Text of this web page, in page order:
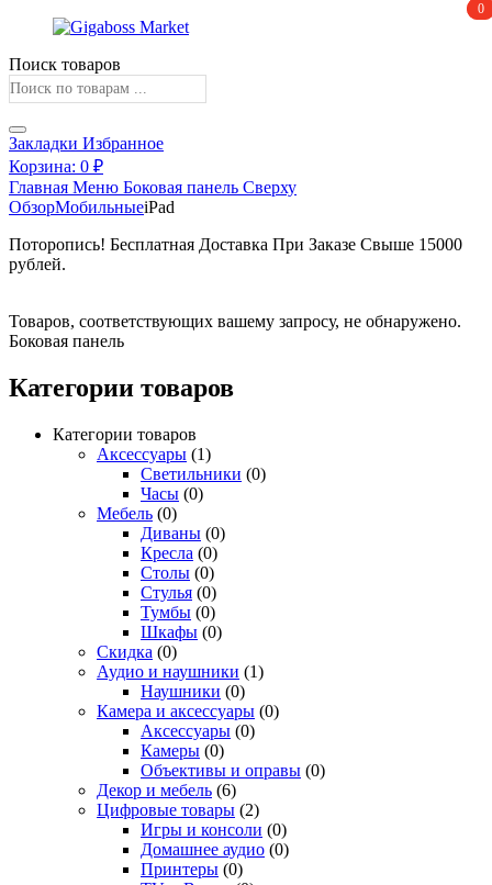
Поиск товаров
0
Закладки Избранное
0
Корзина: 0 ₽
Главная Меню Боковая панель Сверху
ОбзорМобильныеiPad
Поторопись! Бесплатная Доставка При Заказе Свыше 15000
рублей.
Товаров, соответствующих вашему запросу, не обнаружено.
Боковая панель
Категории товаров
Категории товаров
Аксессуары (1)
Светильники (0)
Часы (0)
Мебель (0)
Диваны (0)
Кресла (0)
Столы (0)
Стулья (0)
Тумбы (0)
Шкафы (0)
Скидка (0)
Аудио и наушники (1)
Наушники (0)
Камера и аксессуары (0)
Аксессуары (0)
Камеры (0)
Объективы и оправы (0)
Декор и мебель (6)
Цифровые товары (2)
Игры и консоли (0)
Домашнее аудио (0)
Принтеры (0)